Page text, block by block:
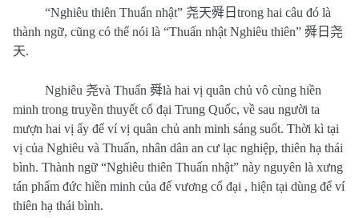
“Nghiêu thiên Thuấn nhật” 尧天舜日 trong hai câu đó là
thành ngữ, cũng có thể nói là “Thuấn nhật Nghiêu thiên” 舜日尧
天.
Nghiêu 尧và Thuấn 舜là hai vị quân chủ vô cùng hiền
minh trong truyền thuyết cổ đại Trung Quốc, về sau người ta
mượn hai vị ấy để ví vị quân chủ anh minh sáng suốt. Thời kì tại
vị của Nghiêu và Thuấn, nhân dân an cư lạc nghiệp, thiên hạ thái
bình. Thành ngữ “Nghiêu thiên Thuấn nhật” này nguyên là xưng
tán phẩm đức hiền minh của đế vương cổ đại , hiện tại dùng để ví
thiên hạ thái bình.